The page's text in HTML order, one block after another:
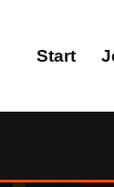
Start